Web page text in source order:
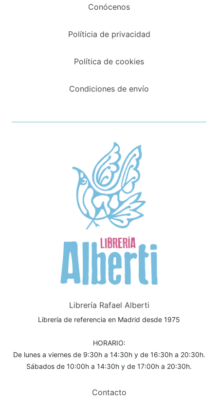
Conócenos
Políticia de privacidad
Política de cookies
Condiciones de envío
Librería Rafael Alberti
Librería de referencia en Madrid desde 1975
HORARIO:
De lunes a viernes de 9:30h a 14:30h y de 16:30h a 20:30h.
Sábados de 10:00h a 14:30h y de 17:00h a 20:30h.
Contacto